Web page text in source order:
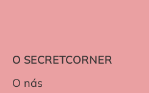
O SECRETCORNER
O nás